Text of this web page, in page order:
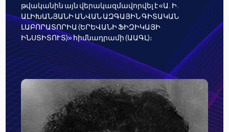
թվականին այն վերակազմավորվել է «Ա. Ի.
ԱԼԻԽԱՆՅԱՆԻ ԱՆՎԱՆ ԱԶԳԱՅԻՆ ԳԻՏԱԿԱՆ
ԼԱԲՈՐԱՏՈՐԻԱ (ԵՐԵՎԱՆԻ ՖԻԶԻԿԱՅԻ
ԻՆՍՏԻՏՈՒՏ)» հիմնադրամի (ԱԱԳԼ)։